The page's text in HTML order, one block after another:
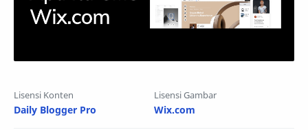
Lisensi Konten
Daily Blogger Pro
Lisensi Gambar
Wix.com